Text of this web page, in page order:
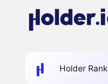
Holder Rank